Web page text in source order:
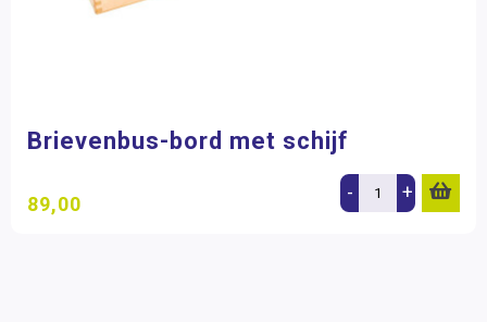
Brievenbus-bord met schijf
89,00 - +